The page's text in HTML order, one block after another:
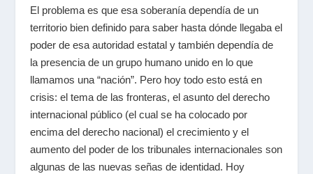
El problema es que esa soberanía dependía de un
territorio bien definido para saber hasta dónde llegaba el
poder de esa autoridad estatal y también dependía de
la presencia de un grupo humano unido en lo que
llamamos una “nación”. Pero hoy todo esto está en
crisis: el tema de las fronteras, el asunto del derecho
internacional público (el cual se ha colocado por
encima del derecho nacional) el crecimiento y el
aumento del poder de los tribunales internacionales son
algunas de las nuevas señas de identidad. Hoy